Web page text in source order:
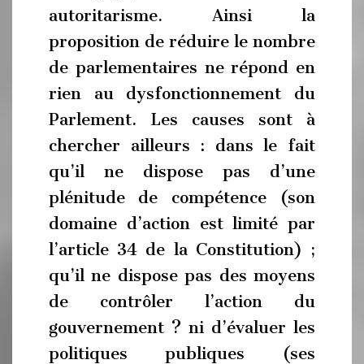
autoritarisme. Ainsi la
proposition de réduire le nombre
de parlementaires ne répond en
rien au dysfonctionnement du
Parlement. Les causes sont à
chercher ailleurs : dans le fait
qu’il ne dispose pas d’une
plénitude de compétence (son
domaine d’action est limité par
l’article 34 de la Constitution) ;
qu’il ne dispose pas des moyens
de contrôler l’action du
gouvernement ? ni d’évaluer les
politiques publiques (ses